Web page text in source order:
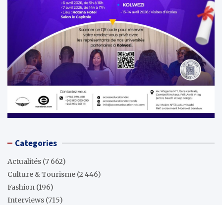
Categories
Actualités (7 662)
Culture & Tourisme (2 446)
Fashion (196)
Interviews (715)